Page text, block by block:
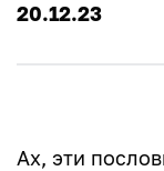
20.12.23
Ах, эти